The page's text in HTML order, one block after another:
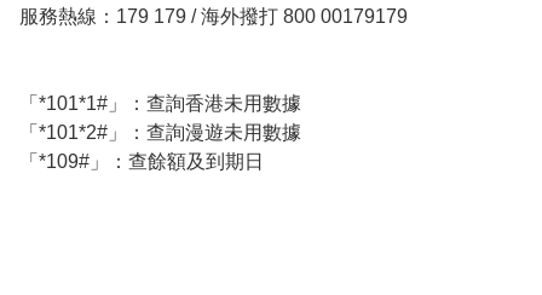
服務熱線：179 179 / 海外撥打 800 00179179
「*101*1#」：查詢香港未用數據
「*101*2#」：查詢漫遊未用數據
「*109#」：查餘額及到期日